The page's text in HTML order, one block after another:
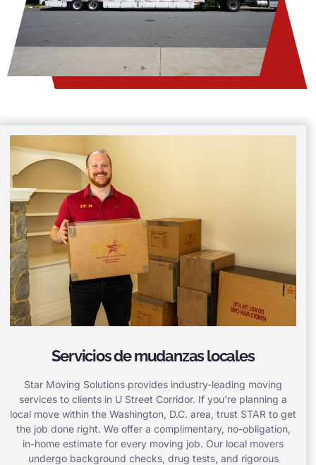
Servicios de mudanzas locales
Star Moving Solutions provides industry-leading moving
services to clients in U Street Corridor. If you're planning a
local move within the Washington, D.C. area, trust STAR to get
the job done right. We offer a complimentary, no-obligation,
in-home estimate for every moving job. Our local movers
undergo background checks, drug tests, and rigorous